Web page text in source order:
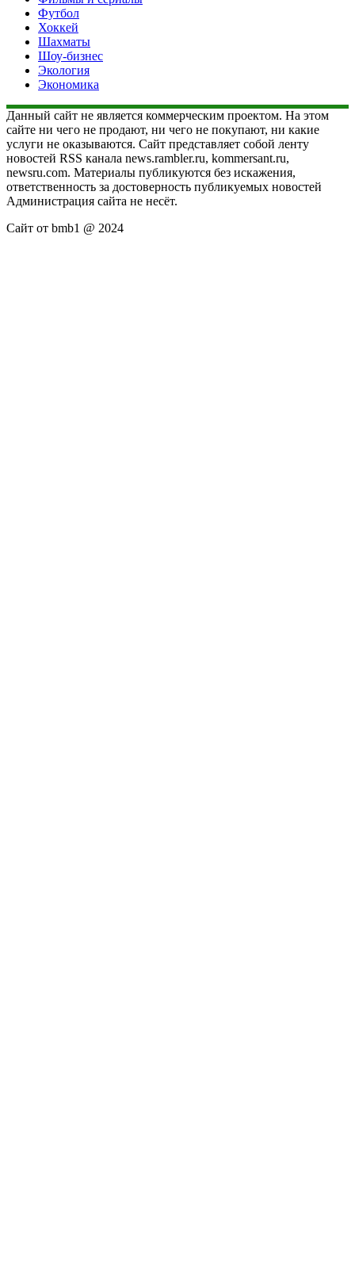
Футбол
Хоккей
Шахматы
Шоу-бизнес
Экология
Экономика
Данный сайт не является коммерческим проектом. На этом
сайте ни чего не продают, ни чего не покупают, ни какие
услуги не оказываются. Сайт представляет собой ленту
новостей RSS канала news.rambler.ru, kommersant.ru,
newsru.com. Материалы публикуются без искажения,
ответственность за достоверность публикуемых новостей
Администрация сайта не несёт.
Сайт от bmb1 @ 2024